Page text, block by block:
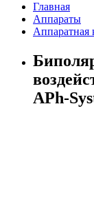
Главная
Аппараты
Аппаратная
APh-